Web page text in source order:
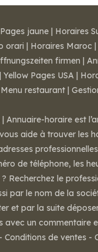
Pages jaune | Horaires
orari | Horaires Maroc |
firmen |
| Yellow Pages USA |
Menu restaurant |
Annuaire-horaire est
aide à trouver les
de téléphone, les
Recherchez le
par le nom de la
et par la suite
avec un commentaire
- Conditions de ventes -